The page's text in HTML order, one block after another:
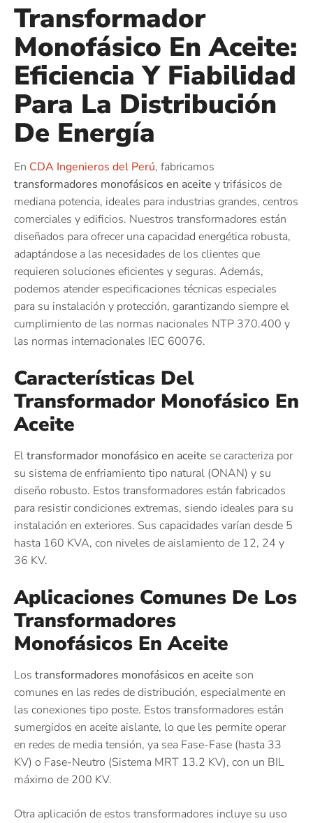
Transformador
Monofásico En Aceite:
Eficiencia Y Fiabilidad
Para La Distribución
De Energía
En CDA Ingenieros del Perú, fabricamos
transformadores monofásicos en aceite y trifásicos de
mediana potencia, ideales para industrias grandes, centros
comerciales y edificios. Nuestros transformadores están
diseñados para ofrecer una capacidad energética robusta,
adaptándose a las necesidades de los clientes que
requieren soluciones eficientes y seguras. Además,
podemos atender especificaciones técnicas especiales
para su instalación y protección, garantizando siempre el
cumplimiento de las normas nacionales NTP 370.400 y
las normas internacionales IEC 60076.
Características Del
Transformador Monofásico En
Aceite
Eltransformador monofásico en aceite se caracteriza por
su sistema de enfriamiento tipo natural (ONAN) y su
diseño robusto. Estos transformadores están fabricados
para resistir condiciones extremas, siendo ideales para su
instalación en exteriores. Sus capacidades varían desde 5
hasta 160 KVA, con niveles de aislamiento de 12, 24 y
36 KV.
Aplicaciones Comunes De Los
Transformadores
Monofásicos En Aceite
Los transformadores monofásicos en aceite son
comunes en las redes de distribución, especialmente en
las conexiones tipo poste. Estos transformadores están
sumergidos en aceite aislante, lo que les permite operar
en redes de media tensión, ya sea Fase-Fase (hasta 33
KV) o Fase-Neutro (Sistema MRT 13.2 KV), con un BIL
máximo de 200 KV.
Otra aplicación de estos transformadores incluye su uso